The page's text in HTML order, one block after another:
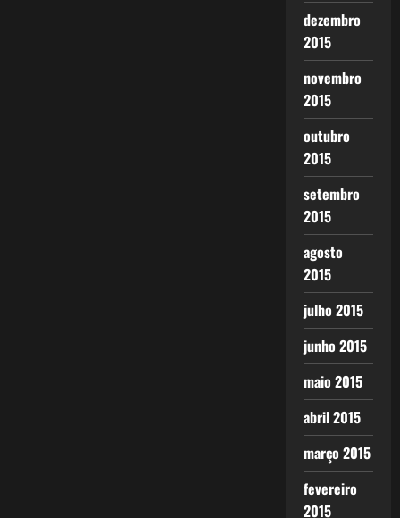
dezembro
2015
novembro
2015
outubro
2015
setembro
2015
agosto
2015
julho 2015
junho 2015
maio 2015
abril 2015
março 2015
fevereiro
2015